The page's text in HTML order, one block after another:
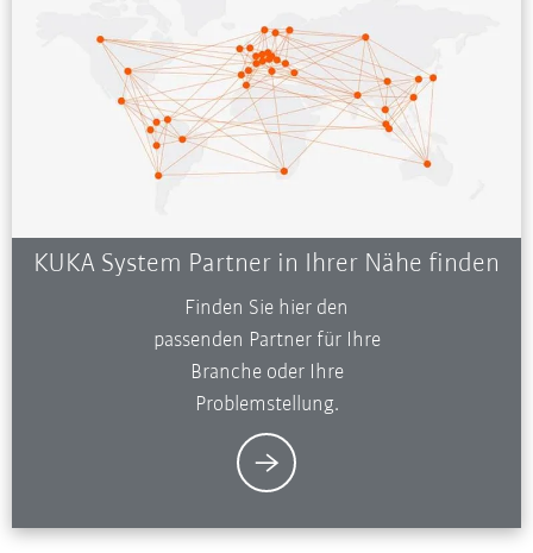
KUKA System Partner in Ihrer Nähe finden
Finden Sie hier den
passenden Partner für Ihre
Branche oder Ihre
Problemstellung.